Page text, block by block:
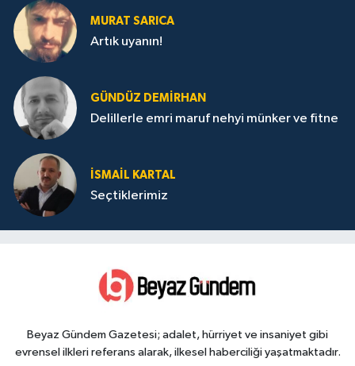
MURAT SARICA
Artık uyanın!
GÜNDÜZ DEMIRHAN
Delillerle emri maruf nehyi münker ve fitne
İSMAIL KARTAL
Seçtiklerimiz
Beyaz Gündem Gazetesi; adalet, hürriyet ve insaniyet gibi
evrensel ilkleri referans alarak, ilkesel haberciliği yaşatmaktadır.